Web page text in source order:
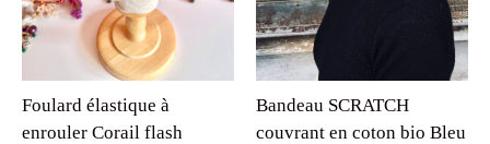
Foulard élastique à
enrouler Corail flash
Bandeau SCRATCH
couvrant en coton bio Bleu